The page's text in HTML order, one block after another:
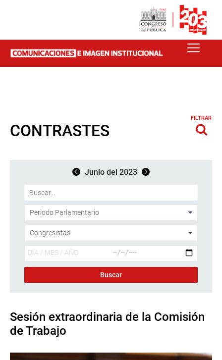
CONTRASTES
FILTRAR
Junio del 2023
Sesión extraordinaria de la Comisión
de Trabajo